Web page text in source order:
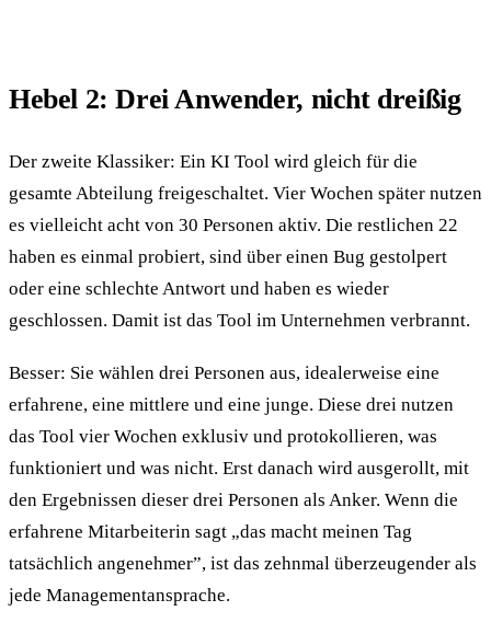
Hebel 2: Drei Anwender, nicht drei­ßig
Der zweite Klassiker: Ein KI Tool wird gleich für die
gesamte Abteilung freigeschaltet. Vier Wochen später nutzen
es vielleicht acht von 30 Personen aktiv. Die restlichen 22
haben es einmal probiert, sind über einen Bug gestolpert
oder eine schlechte Antwort und haben es wieder
geschlossen. Damit ist das Tool im Unternehmen verbrannt.
Besser: Sie wählen drei Personen aus, idealerweise eine
erfahrene, eine mittlere und eine junge. Diese drei nutzen
das Tool vier Wochen exklusiv und protokollieren, was
funktioniert und was nicht. Erst danach wird ausgerollt, mit
den Ergebnissen dieser drei Personen als Anker. Wenn die
erfahrene Mitarbeiterin sagt „das macht meinen Tag
tatsächlich angenehmer”, ist das zehnmal überzeugender als
jede Manage­ment­ansprache.